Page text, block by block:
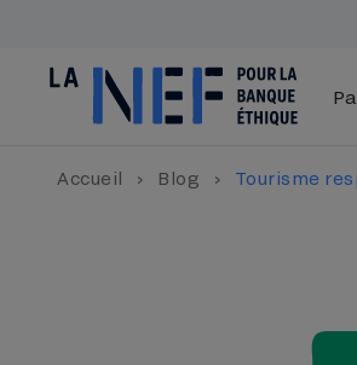
Accueil › Blog › Tourisme